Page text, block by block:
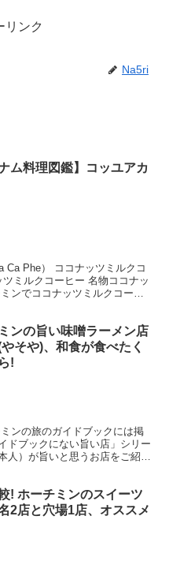
リンク
Na5ri
ム料理図鑑】コッユアカ
Ca Phe） ココナッツミルクコ
ミルクコーヒー 名物ココナッ
ンでココナッツミルクコーヒ
ンの旨い味噌ラーメン店
そや)、和食が食べたく
!
ンの旅のガイドブックには掲
ドブックにない旨い店」シリー
人）が旨いと思うお店をご紹
! ホーチミンのスイーツ
2店と穴場1店、オススメ